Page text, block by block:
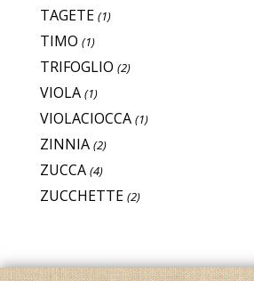
TAGETE (1)
TIMO (1)
TRIFOGLIO (2)
VIOLA (1)
VIOLACIOCCA (1)
ZINNIA (2)
ZUCCA (4)
ZUCCHETTE (2)